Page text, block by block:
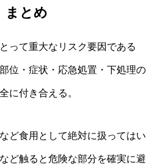
まとめ
って重大なリスク要因である
位・症状・応急処置・下処理の
に付き合える。
ど食用として絶対に扱ってはい
ど触ると危険な部分を確実に避